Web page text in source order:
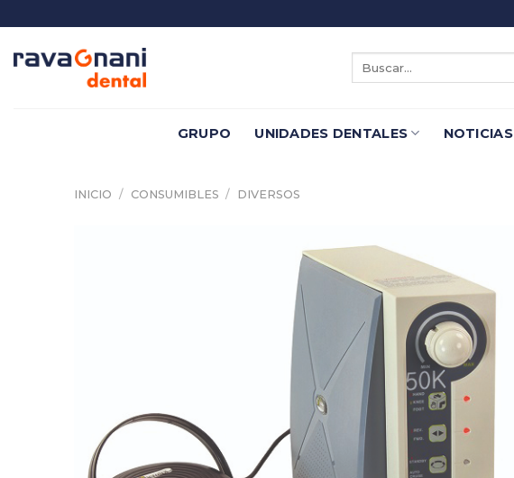
al
contenido
GRUPO UNIDADES DENTALES NOTICIAS
INICIO / CONSUMIBLES / DIVERSOS